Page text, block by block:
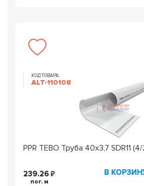
КОД ТОВАРА:
ALT-110108
PPR TEBO Труба 40х3,7 SDR11
239.26
пог. м
В